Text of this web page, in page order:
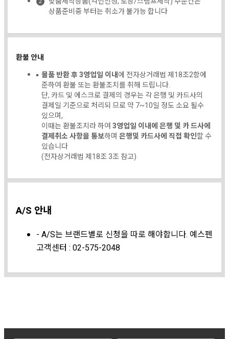
상품준비중 부터는 취소가 불가능 합니다
환불 안내
물품 반환 후 3영업일 이내에 전자상거래법 제18조2항에
준하여 환불 또는 환불조치를 취해 드립니다.
단, 카드 및 에스크로 결제의 경우는 각 은행 및 카드사의
결제일 기준으로 처리되 므로 약 7~10일 정도 소요 될수
있으며,
이때는 환불조치라 하여3영업일 이내에 은행 및 카 드사에
결제취소 사항을 통보하며 은행및 카드사에 직접 확인할 수
있습니다
(전자상거래법 제18조 3조 참고)
A/S 안내
- A/S는 브랜드별로 신청을 따로 해야합니다. 예스펜
고객센터 : 02-575-2048